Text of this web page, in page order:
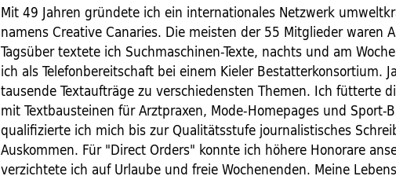
Mit 49 Jahren gründete ich ein internationales Netzwerk
namens Creative Canaries. Die meisten der 55 Mitglieder waren
Tagsüber textete ich Suchmaschinen-Texte, nachts und am
ich als Telefonbereitschaft bei einem Kieler Bestatterkonsortium.
tausende Textaufträge zu verschiedensten Themen. Ich fütterte
mit Textbausteinen für Arztpraxen, Mode-Homepages und Sport-
qualifizierte ich mich bis zur Qualitätsstufe journalistisches
Auskommen. Für "Direct Orders" konnte ich höhere Honorare
verzichtete ich auf Urlaube und freie Wochenenden. Meine